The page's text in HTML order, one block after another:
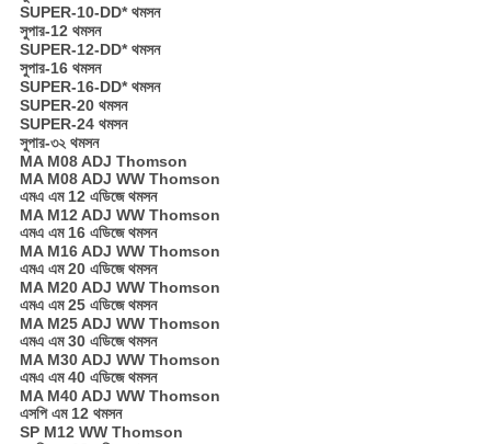
SUPER-10-DD* থমসন
সুপার-12 থমসন
SUPER-12-DD* থমসন
সুপার-16 থমসন
SUPER-16-DD* থমসন
SUPER-20 থমসন
SUPER-24 থমসন
সুপার-৩২ থমসন
MA M08 ADJ Thomson
MA M08 ADJ WW Thomson
এমএ এম 12 এডিজে থমসন
MA M12 ADJ WW Thomson
এমএ এম 16 ​​এডিজে থমসন
MA M16 ADJ WW Thomson
এমএ এম 20 এডিজে থমসন
MA M20 ADJ WW Thomson
এমএ এম 25 এডিজে থমসন
MA M25 ADJ WW Thomson
এমএ এম 30 এডিজে থমসন
MA M30 ADJ WW Thomson
এমএ এম 40 এডিজে থমসন
MA M40 ADJ WW Thomson
এসপি এম 12 থমসন
SP M12 WW Thomson